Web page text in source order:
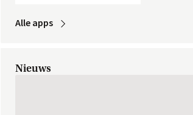
Alle apps
Nieuws